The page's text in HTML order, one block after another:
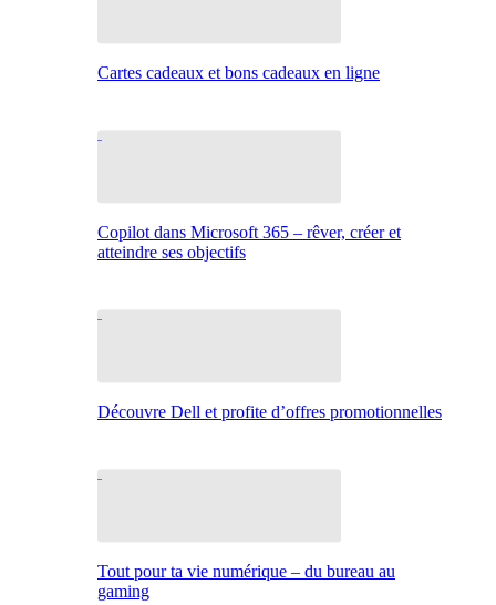
Cartes cadeaux et bons cadeaux en ligne
Copilot dans Microsoft 365 – rêver, créer et
atteindre ses objectifs
Découvre Dell et profite d’offres promotionnelles
Tout pour ta vie numérique – du bureau au
gaming